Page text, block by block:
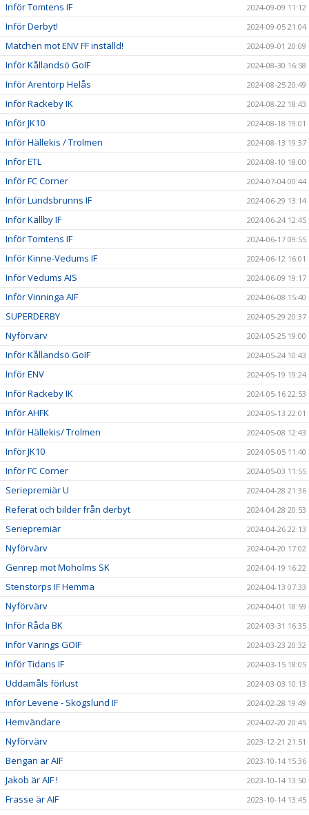
Inför Tomtens IF 2024-09-09 11:12
Inför Derbyt! 2024-09-05 21:04
Matchen mot ENV FF inställd! 2024-09-01 20:09
Inför Kållandsö GoIF 2024-08-30 16:58
Inför Arentorp Helås 2024-08-25 20:49
Inför Rackeby IK 2024-08-22 18:43
Inför JK10 2024-08-18 19:01
Inför Hällekis / Trolmen 2024-08-13 19:37
Inför ETL 2024-08-10 18:00
Inför FC Corner 2024-07-04 00:44
Inför Lundsbrunns IF 2024-06-29 13:14
Inför Källby IF 2024-06-24 12:45
Inför Tomtens IF 2024-06-17 09:55
Inför Kinne-Vedums IF 2024-06-12 16:01
Inför Vedums AIS 2024-06-09 19:17
Inför Vinninga AIF 2024-06-08 15:40
SUPERDERBY 2024-05-29 20:37
Nyförvärv 2024-05-25 19:00
Inför Kållandsö GoIF 2024-05-24 10:43
Inför ENV 2024-05-19 19:24
Inför Rackeby IK 2024-05-16 22:53
Inför AHFK 2024-05-13 22:01
Inför Hällekis/ Trolmen 2024-05-08 12:43
Inför JK10 2024-05-05 11:40
Inför FC Corner 2024-05-03 11:55
Seriepremiär U 2024-04-28 21:36
Referat och bilder från derbyt 2024-04-28 20:53
Seriepremiär 2024-04-26 22:13
Nyförvärv 2024-04-20 17:02
Genrep mot Moholms SK 2024-04-19 16:22
Stenstorps IF Hemma 2024-04-13 07:33
Nyförvärv 2024-04-01 18:59
Inför Råda BK 2024-03-31 16:35
Inför Värings GOIF 2024-03-23 20:32
Inför Tidans IF 2024-03-15 18:05
Uddamåls förlust 2024-03-03 10:13
Inför Levene - Skogslund IF 2024-02-28 19:49
Hemvändare 2024-02-20 20:45
Nyförvärv 2023-12-21 21:51
Bengan är AIF 2023-10-14 15:36
Jakob är AIF ! 2023-10-14 13:50
Frasse är AIF 2023-10-14 13:45